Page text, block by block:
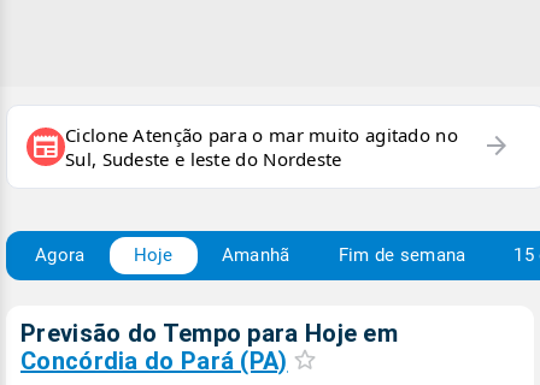
newspaper Ciclone Atenção para o mar muito agitado no
Sul, Sudeste e leste do Nordeste
arrow_forward
Agora Hoje Amanhã Fim de semana 15
Previsão do Tempo para Hoje em
Concórdia do Pará (PA)